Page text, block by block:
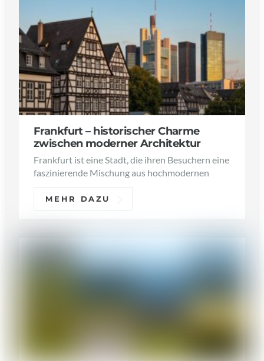
Frankfurt – historischer Charme
zwischen moderner Architektur
Frankfurt ist eine Stadt, die ihren Besuchern eine
faszinierende Mischung aus hochmodernen
MEHR DAZU